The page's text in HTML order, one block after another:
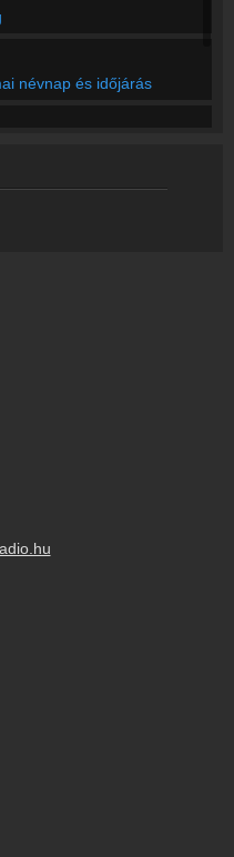
névnap és időjárás
a vilg